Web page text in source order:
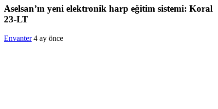
Aselsan’ın yeni elektronik harp eğitim sistemi: Koral
23-LT
Envanter 4 ay önce